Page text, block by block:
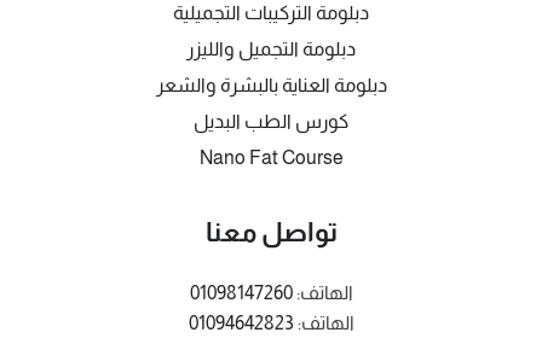
دبلومة التركيبات التجميلية
دبلومة التجميل والليزر
دبلومة العناية بالبشرة والشعر
كورس الطب البديل
Nano Fat Course
تواصل معنا
الهاتف:01098147260
الهاتف: 01094642823